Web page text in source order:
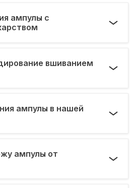
ампулы с
вшиванием
ампулы в нашей
ампулы от